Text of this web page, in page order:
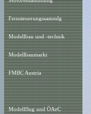
Fernsteuerungssammlg
Modellbau und -technik
Modellbaumarkt
FMBC Austria
Modellflug und ÖAeC